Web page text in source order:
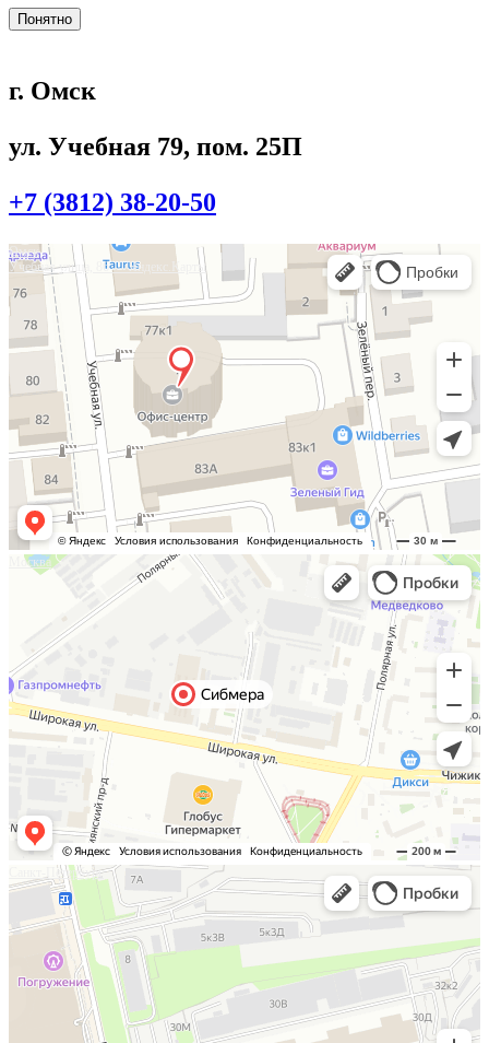
Понятно
г. Омск
ул. Учебная 79, пом. 25П
+7 (3812) 38-20-50
Омск
Учебная улица, 86 — Яндекс.Карты
Москва
Санкт-Петербург